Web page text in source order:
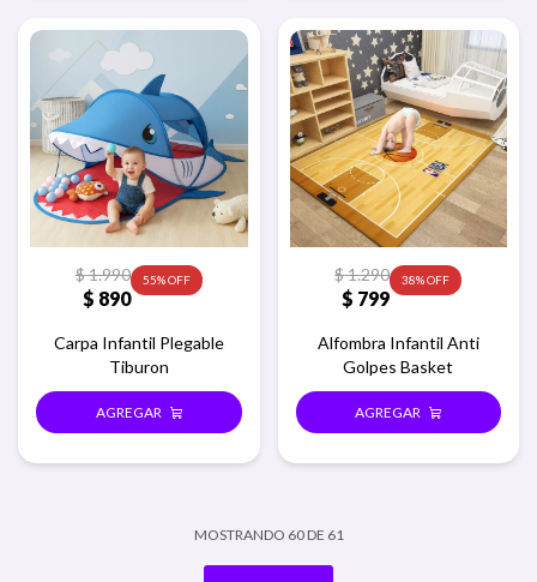
$ 890
$1.990 55
Carpa Infantil Plegable
Tiburon
$ 799
$1.290 38
Alfombra Infantil Anti
Golpes Basket
MOSTRANDO 60DE 61